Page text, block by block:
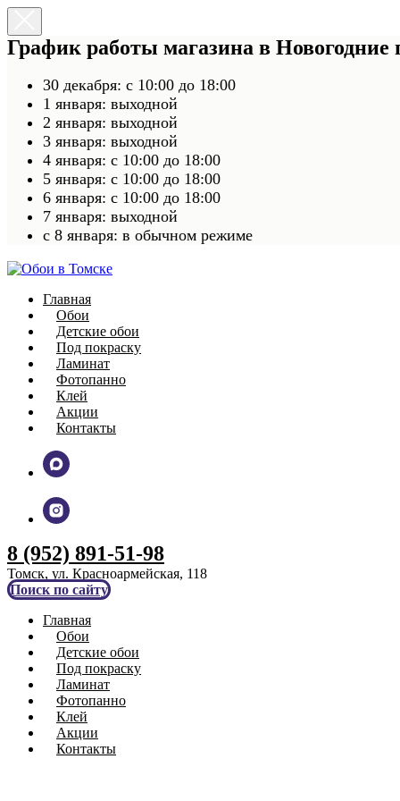
График работы магазина в
30 декабря: с 10:00 до 18:00
1 января: выходной
2 января: выходной
3 января: выходной
4 января: с 10:00 до 18:00
5 января: с 10:00 до 18:00
6 января: с 10:00 до 18:00
7 января: выходной
c 8 января: в обычном режиме
Главная
Обои
Детские обои
Под покраску
Ламинат
Фотопанно
Клей
Акции
Контакты
8 (952) 891-51-98
Томск, ул. Красноармейская, 118
Поиск по сайту
Главная
Обои
Детские обои
Под покраску
Ламинат
Фотопанно
Клей
Акции
Контакты